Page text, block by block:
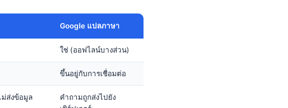
Google แปลภาษา
ใช่ (ออฟไลน์บางส่วน)
ขึ้นอยู่กับการเชื่อมต่อ
ส่งข้อมูล
คำถามถูกส่งไปยัง